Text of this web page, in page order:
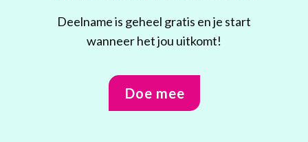
Deelname is geheel gratis en je start
wanneer het jou uitkomt!
Doe mee